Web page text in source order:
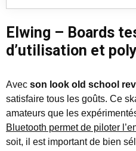
Elwing – Boards
d’utilisation et
Avec son look old school
satisfaire tous les goûts. Ce
amateurs que les
Bluetooth permet de piloter
soit, il est important de bien